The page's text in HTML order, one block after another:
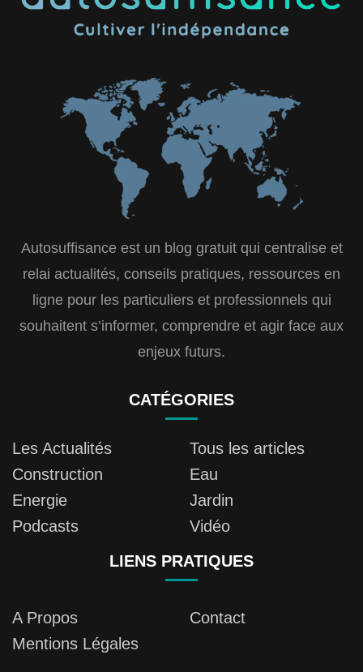
Autosuffisance est un blog gratuit qui centralise et
relai actualités, conseils pratiques, ressources en
ligne pour les particuliers et professionnels qui
souhaitent s’informer, comprendre et agir face aux
enjeux futurs.
CATÉGORIES
Les Actualités
Tous les articles
Construction
Eau
Energie
Jardin
Podcasts
Vidéo
LIENS PRATIQUES
A Propos
Contact
Mentions Légales